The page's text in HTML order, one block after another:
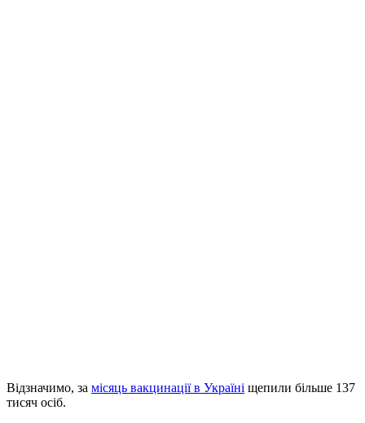
Відзначимо, за місяць вакцинації в Україні щепили більше 137
тисяч осіб.